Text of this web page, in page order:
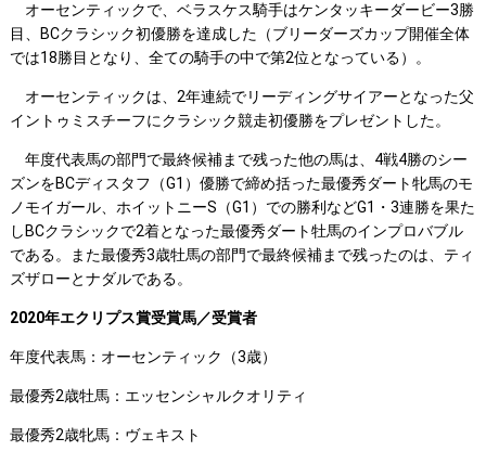
オーセンティックで、ベラスケス騎手はケンタッキーダービー3勝
目、BCクラシック初優勝を達成した（ブリーダーズカップ開催全体
では18勝目となり、全ての騎手の中で第2位となっている）。
オーセンティックは、2年連続でリーディングサイアーとなった父
イントゥミスチーフにクラシック競走初優勝をプレゼントした。
年度代表馬の部門で最終候補まで残った他の馬は、4戦4勝のシー
ズンをBCディスタフ（G1）優勝で締め括った最優秀ダート牝馬のモ
ノモイガール、ホイットニーS（G1）での勝利などG1・3連勝を果た
しBCクラシックで2着となった最優秀ダート牡馬のインプロバブル
である。また最優秀3歳牡馬の部門で最終候補まで残ったのは、ティ
ズザローとナダルである。
2020年エクリプス賞受賞馬／受賞者
年度代表馬：オーセンティック（3歳）
最優秀2歳牡馬：エッセンシャルクオリティ
最優秀2歳牝馬：ヴェキスト